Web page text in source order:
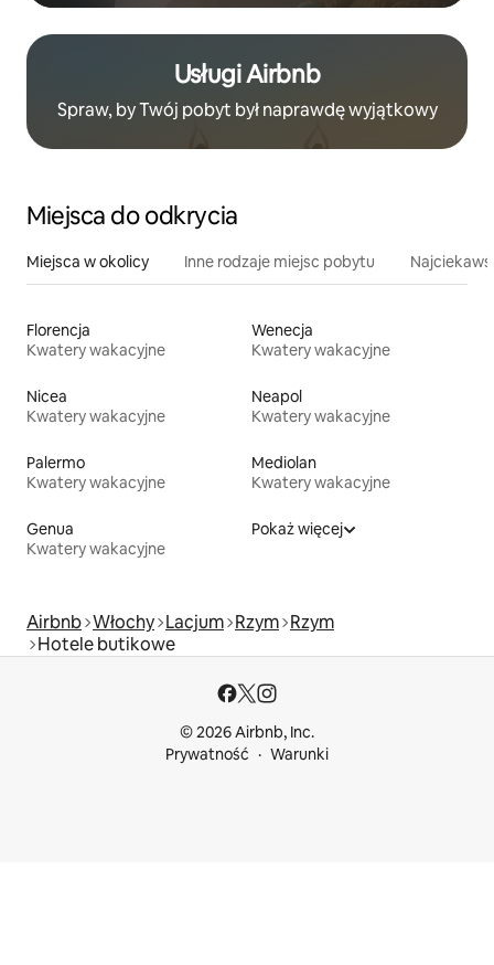
Usługi Airbnb
Spraw, by Twój pobyt był naprawdę wyjątkowy
Miejsca do odkrycia
Miejsca w okolicy Inne rodzaje miejsc pobytu
Florencja
Kwatery wakacyjne
Wenecja
Kwatery wakacyjne
Nicea
Kwatery wakacyjne
Neapol
Kwatery wakacyjne
Palermo
Kwatery wakacyjne
Mediolan
Kwatery wakacyjne
Genua
Kwatery wakacyjne
Pokaż więcej
Airbnb Włochy Lacjum Rzym Rzym
Hotele butikowe
© 2026 Airbnb, Inc.
Prywatność
Warunki